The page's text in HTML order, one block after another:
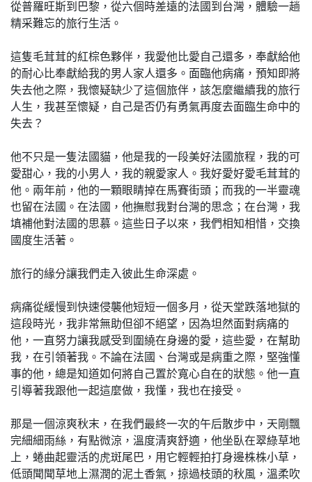
從普羅旺斯到巴黎，從六個時差遠的法國到台灣，體驗一趟
精采難忘的旅行生活。
這隻毛茸茸的紅棕色夥伴，我愛他比愛自己還多，奉獻給他
的耐心比奉獻給我的男人家人還多。面臨他病痛，預知即將
失去他之際，我懷疑缺少了這個旅伴，該怎麼繼續我的旅行
人生，我甚至懷疑，自己是否仍有勇氣再度去面臨生命中的
失去？
他不只是一隻法國貓，他是我的一段美好法國旅程，我的可
愛甜心，我的小男人，我的親愛家人。我好愛好愛毛茸茸的
他。兩年前，他的一顆眼睛掉在馬賽街頭；而我的一半靈魂
也留在法國。在法國，他撫慰我對台灣的思念；在台灣，我
填補他對法國的思慕。這些日子以來，我們相知相惜，交換
國度生活著。
旅行的緣分讓我們走入彼此生命深處。
病痛從緩慢到快速侵襲他短短一個多月，從天堂跌落地獄的
這段時光，我非常無助但卻不絕望，因為坦然面對病痛的
他，一直努力讓我感受到圍繞在身邊的愛，這些愛，在幫助
我，在引領著我。不論在法國、台灣或是病重之際，堅強懂
事的他，總是知道如何將自己置於寬心自在的狀態。他一直
引導著我跟他一起這麼做，我懂，我也在接受。
那是一個涼爽秋末，在我們最終一次的午后散步中，天剛飄
完細細雨絲，有點微涼，溫度清爽舒適，他坐臥在翠綠草地
上，蜷曲起靈活的虎斑尾巴，用它輕輕拍打身邊株株小草，
低頭聞聞草地上濕潤的泥土香氣，掠過枝頭的秋風，溫柔吹